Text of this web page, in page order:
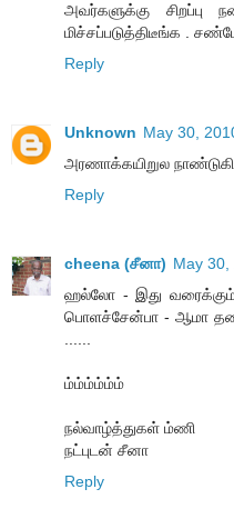
அவர்களுக்கு
மிச்சப்படுத்திடீங்க .
Reply
Unknown May 30,
அரணாக்கயிறுல
Reply
cheena (சீனா) May 30,
ஹல்லோ - இது
பொளச்சேன்பா - ஆமா
......
ம்ம்ம்ம்ம்ம்
நல்வாழ்த்துகள் ம்ணி
நட்புடன் சீனா
Reply